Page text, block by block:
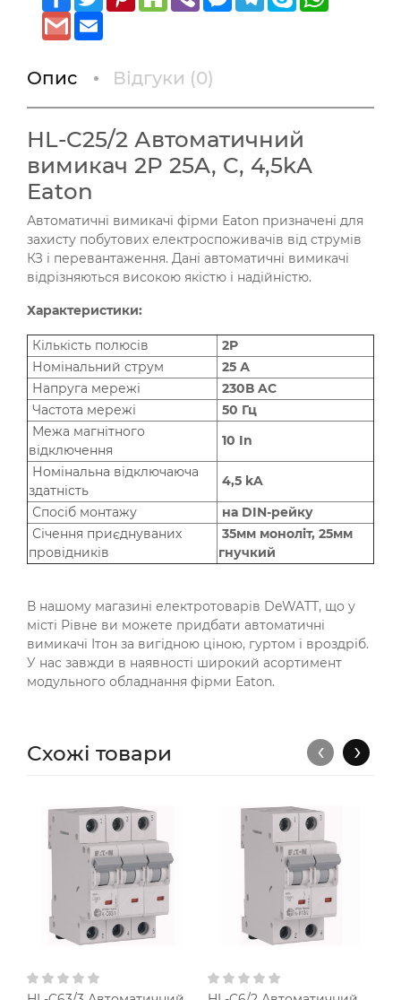
Gmail
Опис Відгуки (0)
HL-C25/2 Автоматичний
вимикач 2P 25A, C, 4,5kA
Eaton
Автоматичні вимикачі фірми Eaton призначені для
захисту побутових електроспоживачів від струмів
КЗ і перевантаження. Дані автоматичні вимикачі
відрізняються високою якістю і надійністю.
Характеристики:
Кількість полюсів
2P
Номінальний струм
25 А
Напруга мережі
230В AC
Частота мережі
50 Гц
Межа магнітного
відключення
10 In
Номінальна відключаюча
здатність
4,5 kA
Спосіб монтажу
на DIN-рейку
Січення приєднуваних
провідників
35мм моноліт, 25мм
гнучкий
В нашому магазині електротоварів DeWATT, що у
місті Рівне ви можете придбати автоматичні
вимикачі Ітон за вигідною ціною, гуртом і вроздріб.
У нас завжди в наявності широкий асортимент
модульного обладнання фірми Eaton.
Схожі товари ‹ ›